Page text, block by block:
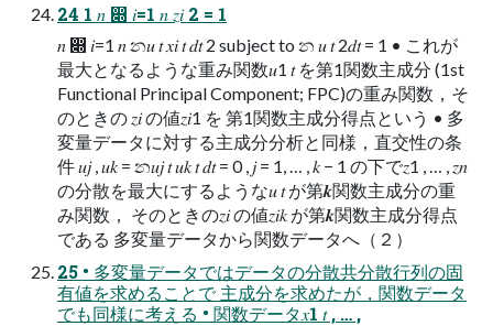
24 1 𝑛 ෍ 𝑖=1 𝑛 𝑧𝑖 2 = 1
𝑛 ෍ 𝑖=1 𝑛 න𝑢 𝑡 𝑥𝑖 𝑡 𝑑𝑡 2 subject to න 𝑢 𝑡 2𝑑𝑡 = 1 • これが
最大となるような重み関数𝑢1 𝑡 を第1関数主成分 (1st
Functional Principal Component; FPC)の重み関数，そ
のときの 𝑧𝑖 の値𝑧𝑖1 を 第1関数主成分得点という • 多
変量データに対する主成分分析と同様，直交性の条
件 𝑢𝑗 , 𝑢𝑘 = න𝑢𝑗 𝑡 𝑢𝑘 𝑡 𝑑𝑡 = 0 , 𝑗 = 1, … , 𝑘 − 1 の下で𝑧1 , … , 𝑧𝑛
の分散を最大にするような𝑢 𝑡 が第𝒌関数主成分の重
み関数， そのときの𝑧𝑖 の値𝑧𝑖𝑘 が第𝒌関数主成分得点
である 多変量データから関数データへ（２）
25 • 多変量データではデータの分散共分散行列の固
有値を求めることで 主成分を求めたが，関数データ
でも同様に考える • 関数データ𝑥1 𝑡 , … ,